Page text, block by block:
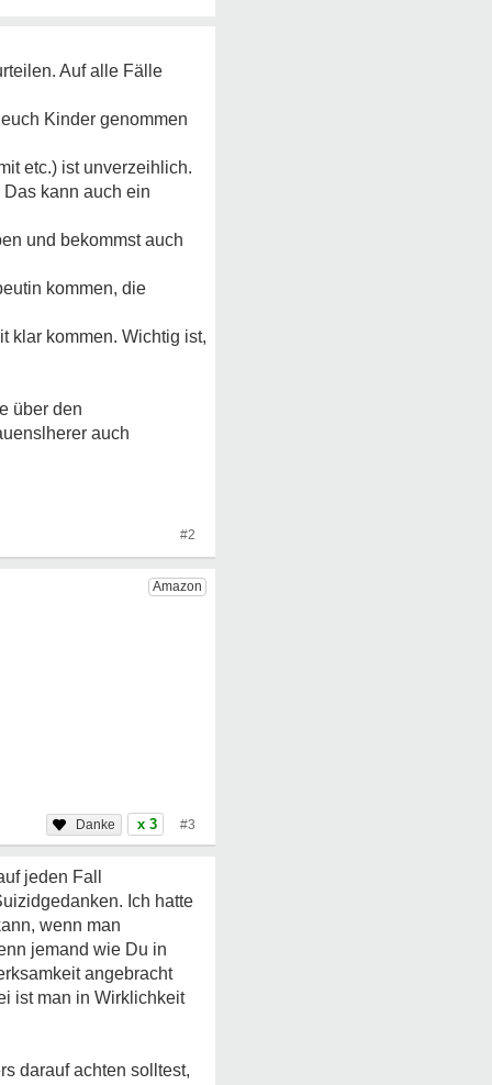
Auf alle Fälle
Kinder genommen
etc.) ist unverzeihlich.
kann auch ein
und bekommst auch
kommen, die
klar kommen. Wichtig ist,
über den
auch
#2
x 3 #3
jeden Fall
Ich hatte
wenn man
jemand wie Du in
angebracht
ist man in Wirklichkeit
darauf achten solltest,